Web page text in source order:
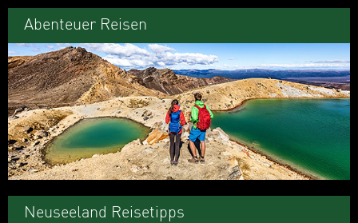
Abenteuer Reisen
Neuseeland Reisetipps